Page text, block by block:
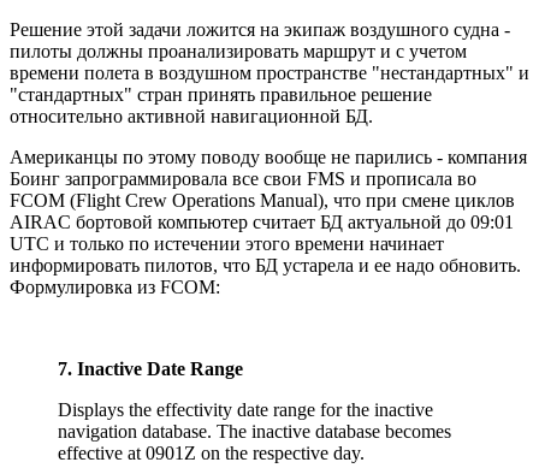
Решение этой задачи ложится на экипаж воздушного судна -
пилоты должны проанализировать маршрут и с учетом
времени полета в воздушном пространстве "нестандартных" и
"стандартных" стран принять правильное решение
относительно активной навигационной БД.
Американцы по этому поводу вообще не парились - компания
Боинг запрограммировала все свои FMS и прописала во
FCOM (Flight Crew Operations Manual), что при смене циклов
AIRAC бортовой компьютер считает БД актуальной до 09:01
UTC и только по истечении этого времени начинает
информировать пилотов, что БД устарела и ее надо обновить.
Формулировка из FCOM:
7. Inactive Date Range
Displays the effectivity date range for the inactive
navigation database. The inactive database becomes
effective at 0901Z on the respective day.